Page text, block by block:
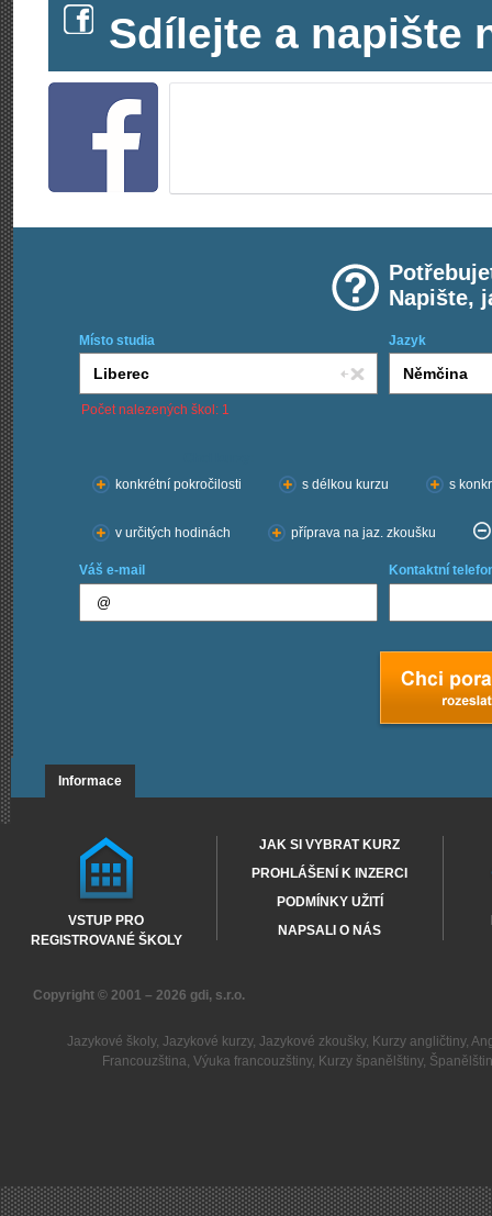
Sdílejte a napište
Napište,
Místo studia Jazyk
Počet nalezených škol: 1
konkrétní pokročilosti
s délkou kurzu s
v určitých hodinách příprava na jaz. zkoušku
Váš e-mail Kontaktní
Informace
VSTUP PRO
REGISTROVANÉ ŠKOLY
JAK SI VYBRAT KURZ
PROHLÁŠENÍ K INZERCI
PODMÍNKY UŽITÍ
NAPSALI O NÁS
Copyright © 2001 – 2026 gdi, s.r.o.
Jazykové školy, Jazykové kurzy, Jazykové zkoušky, Kurzy angličtiny,
Francouzština,Výuka francouzštiny, Kurzy španělštiny,